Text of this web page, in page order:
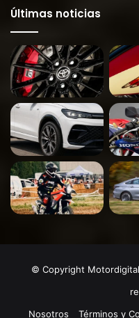
Últimas noticias
© Copyright
Nosotros
Términos y